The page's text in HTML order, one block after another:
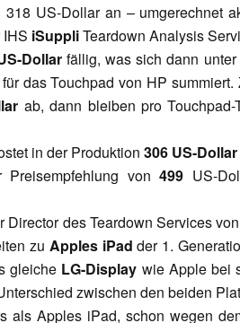
US-Dollar an – umgerechnet
iSuppliTeardown Analysis
Dollarfällig, was sich dann unter
das Touchpad von HP summiert.
ab, dann bleiben pro Touchpad-
in der Produktion 306 US-Dollar
von499 US-
Director des Teardown Services
zu Apples iPad der 1.
gleiche LG-Display wie Apple bei
zwischen den beiden
als Apples iPad, schon wegen